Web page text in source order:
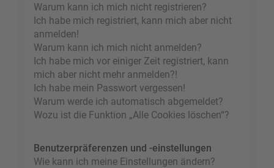
Warum kann ich mich nicht registrieren?
Ich habe mich registriert, kann mich aber nicht
anmelden!
Warum kann ich mich nicht anmelden?
Ich habe mich vor einiger Zeit registriert, kann
mich aber nicht mehr anmelden?!
Ich habe mein Passwort vergessen!
Warum werde ich automatisch abgemeldet?
Wozu ist die Funktion „Alle Cookies löschen“?
Benutzerpräferenzen und -einstellungen
Wie kann ich meine Einstellungen ändern?